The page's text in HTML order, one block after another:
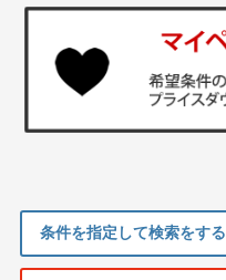
条件を指定して検索をする